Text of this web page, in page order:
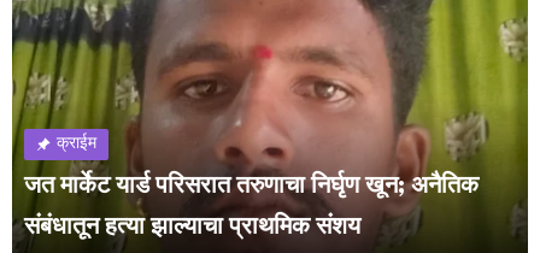
क्राईम
जत मार्केट यार्ड परिसरात तरुणाचा निर्घृण खून; अनैतिक
संबंधातून हत्या झाल्याचा प्राथमिक संशय